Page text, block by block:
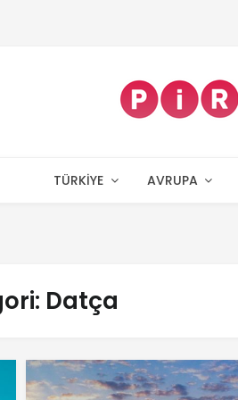
TÜRKIYE AVRUPA
Datça